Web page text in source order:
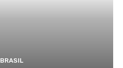
BRASIL